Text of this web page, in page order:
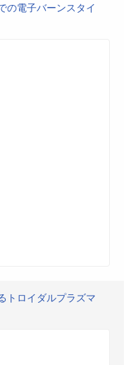
の電子バーンスタイ
トロイダルプラズマ